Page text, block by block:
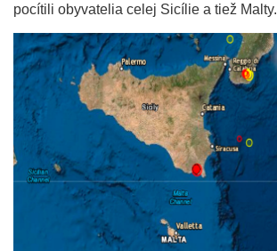
pocítili obyvatelia celej Sicílie a tiež Malty.